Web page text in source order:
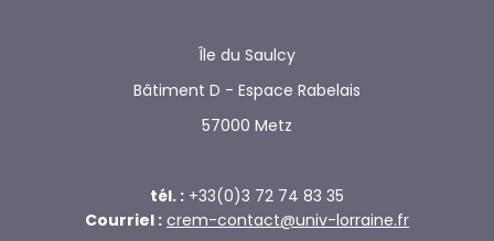
Île du Saulcy
Bâtiment D - Espace Rabelais
57000 Metz
tél. : +33(0)3 72 74 83 35
Courriel : crem-contact@univ-lorraine.fr